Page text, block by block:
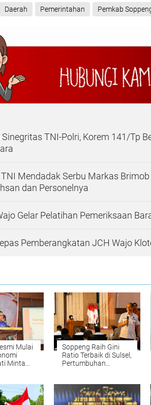
Daerah Pemerintahan Pemkab
TNI-Polri, Korem 141/Tp
TNI Mendadak Serbu Markas
dan Personelnya
Gelar Pelatihan Pemeriksaan
Pemberangkatan JCH Wajo
Mulai
Minta
Soppeng Raih Gini
Ratio Terbaik di Sulsel,
Pertumbuhan